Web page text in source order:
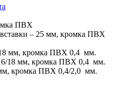
ПВХ
– 25 мм, кромка ПВХ
мм, кромка ПВХ 0,4 мм.
18 мм, кромка ПВХ 0,4 мм.
кромка ПВХ 0,4/2,0 мм.